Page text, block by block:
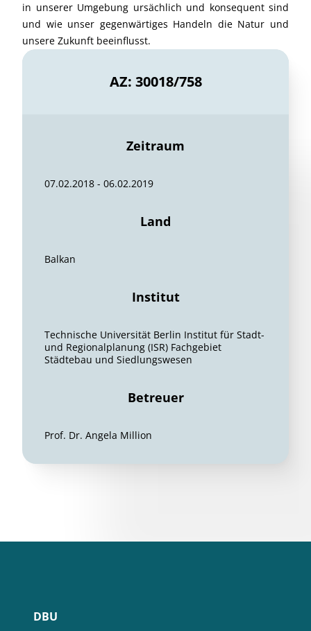
in unserer Umgebung ursächlich und konsequent sind
und wie unser gegenwärtiges Handeln die Natur und
unsere Zukunft beeinflusst.
AZ: 30018/758
Zeitraum
07.02.2018 - 06.02.2019
Land
Balkan
Institut
Technische Universität Berlin Institut für Stadt-
und Regionalplanung (ISR) Fachgebiet
Städtebau und Siedlungswesen
Betreuer
Prof. Dr. Angela Million
DBU